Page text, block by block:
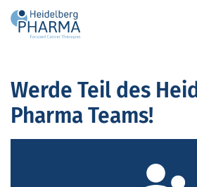
Zum Hauptinhalt springen
Werde Teil des
Pharma Teams!